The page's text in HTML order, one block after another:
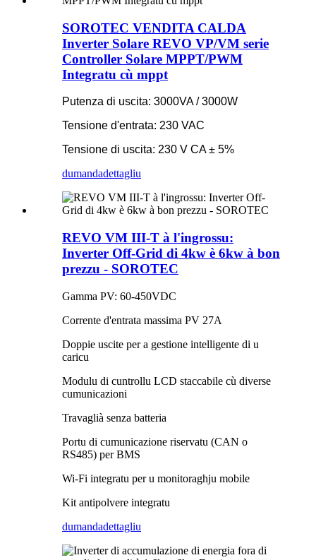
SOROTEC VENDITA CALDA
Inverter Solare REVO VP/VM serie
Controller Solare MPPT/PWM
Integratu cù mppt
Putenza di uscita: 3000VA / 3000W
Tensione d'entrata: 230 VAC
Tensione di uscita: 230 V CA ± 5%
dumandadettagliu
REVO VM III-T à l'ingrossu:
Inverter Off-Grid di 4kw è 6kw à bon
prezzu - SOROTEC
Gamma PV: 60-450VDC
Corrente d'entrata massima PV 27A
Doppie uscite per a gestione intelligente di u
caricu
Modulu di cuntrollu LCD staccabile cù diverse
cumunicazioni
Travaglià senza batteria
Portu di cumunicazione riservatu (CAN o
RS485) per BMS
Wi-Fi integratu per u monitoraghju mobile
Kit antipolvere integratu
dumandadettagliu